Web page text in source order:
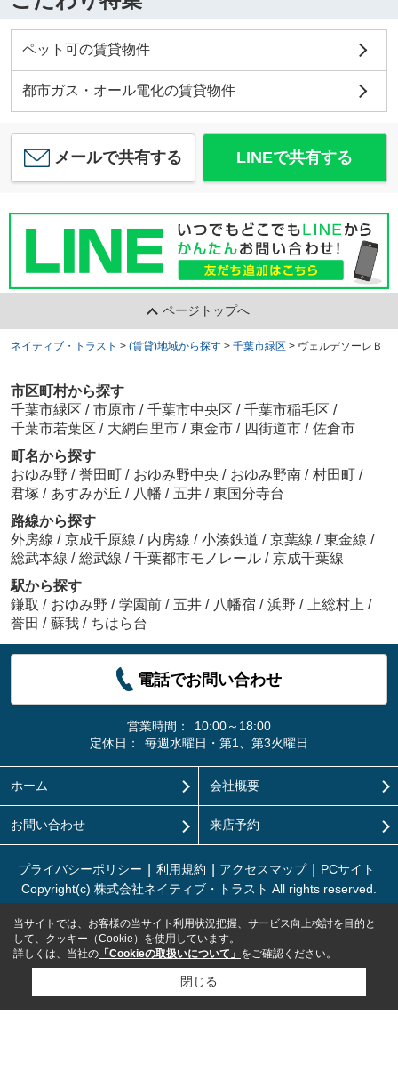
ペット可の賃貸物件
都市ガス・オール電化の賃貸物件
メールで共有する LINEで共有する
ページトップへ
ネイティブ・トラスト > (賃貸)地域から探す > 千葉市緑区 > ヴェルデソーレＢ
市区町村から探す
千葉市緑区 / 市原市 / 千葉市中央区 / 千葉市稲毛区 /
千葉市若葉区 / 大網白里市 / 東金市 / 四街道市 / 佐倉市
町名から探す
おゆみ野 / 誉田町 / おゆみ野中央 / おゆみ野南 / 村田町 /
君塚 / あすみが丘 / 八幡 / 五井 / 東国分寺台
路線から探す
外房線 / 京成千原線 / 内房線 / 小湊鉄道 / 京葉線 / 東金線 /
総武本線 / 総武線 / 千葉都市モノレール / 京成千葉線
駅から探す
鎌取 / おゆみ野 / 学園前 / 五井 / 八幡宿 / 浜野 / 上総村上 /
誉田 / 蘇我 / ちはら台
電話でお問い合わせ
営業時間：
10:00～18:00
定休日：
毎週水曜日・第1、第3火曜日
ホーム 会社概要
お問い合わせ 来店予約
プライバシーポリシー 利用規約 アクセスマップ
PCサイト
Copyright(c) 株式会社ネイティブ・トラスト All rights reserved.
当サイトでは、お客様の当サイト利用状況把握、サービス向上検討を目的と
して、クッキー（Cookie）を使用しています。
詳しくは、当社の 「Cookieの取扱いについて」 をご確認ください。
閉じる